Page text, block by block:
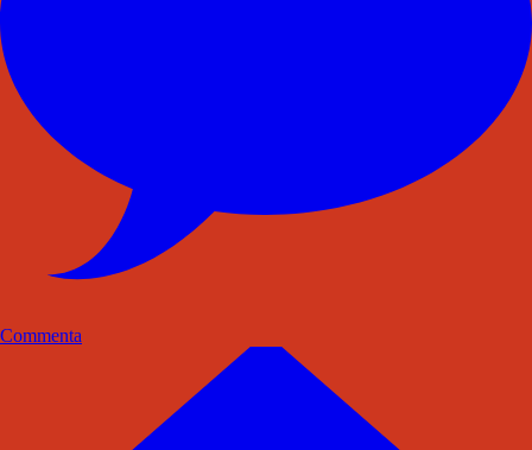
Commenta